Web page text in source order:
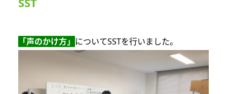
「声のかけ方」 についてSSTを行いました。